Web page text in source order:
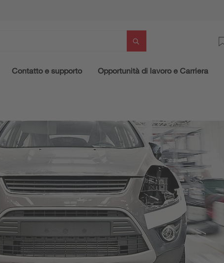
Contatto e supporto Opportunità di lavoro e Carriera